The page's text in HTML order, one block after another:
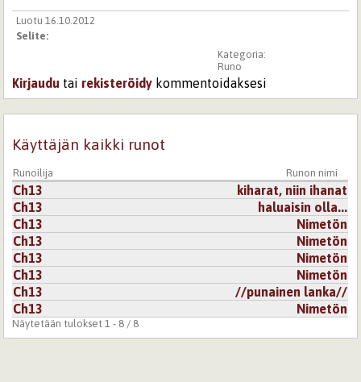
Luotu 16.10.2012
Selite:
Kategoria:
Runo
Kirjaudu tai rekisteröidy kommentoidaksesi
Käyttäjän kaikki runot
Runoilija Runon nimi
Ch13
kiharat, niin ihanat
Ch13
haluaisin olla...
Ch13
Nimetön
Ch13
Nimetön
Ch13
Nimetön
Ch13
Nimetön
Ch13
//punainen lanka//
Ch13
Nimetön
Näytetään tulokset 1 - 8 / 8